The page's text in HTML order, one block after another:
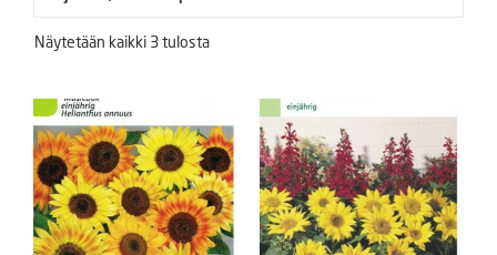
Näytetään kaikki 3 tulosta